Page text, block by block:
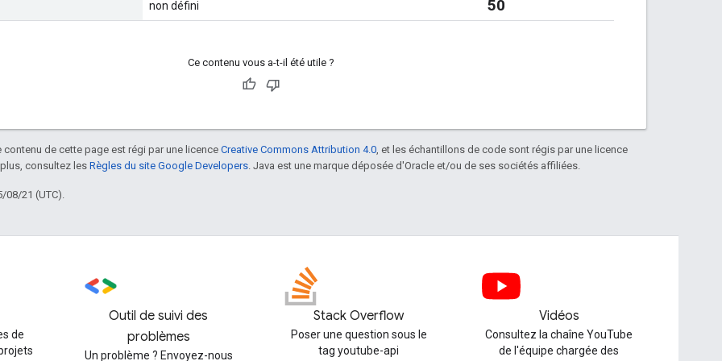
non défini 50
Ce contenu vous a-t-il été utile ?
de cette page est régi par une licence Creative Commons Attribution 4.0 , et les échantillons de code sont régis par une licence
consultez les Règles du site Google Developers . Java est une marque déposée d'Oracle et/ou de ses sociétés affiliées.
08/21 (UTC).
de
Outil de suivi des
problèmes
Un problème ? Envoyez-nous
Stack Overflow
Poser une question sous le
tag youtube-api
Vidéos
Consultez la chaîne YouTube
de l'équipe chargée des